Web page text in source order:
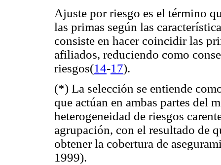
Ajuste por riesgo es el término
las primas según las
consiste en hacer coincidir las
afiliados, reduciendo como
riesgos(14-17).
(*) La selección se entiende
que actúan en ambas partes del
heterogeneidad de riesgos
agrupación, con el resultado de
obtener la cobertura de
1999).